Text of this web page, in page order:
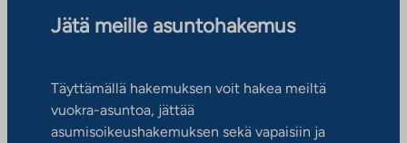
Jätä meille asuntohakemus
Täyttämällä hakemuksen voit hakea meiltä
vuokra-asuntoa, jättää
asumisoikeushakemuksen sekä vapaisiin ja